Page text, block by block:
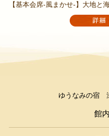
【基本会席-風まかせ-】大地
ゆうなみの宿
館